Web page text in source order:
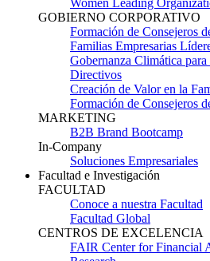
Women Leading
GOBIERNO CORPORATIVO
Formación de Consejeros
Familias Empresarias
Gobernanza Climática
Directivos
Creación de Valor en la
Formación de Consejeros
MARKETING
B2B Brand Bootcamp
In-Company
Soluciones Empresariales
Facultad e Investigación
FACULTAD
Conoce a nuestra Facultad
Facultad Global
CENTROS DE EXCELENCIA
FAIR Center for Financial